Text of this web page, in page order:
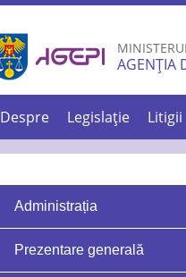
AGENȚIA
Despre Legislație Litigii
Administrația
Prezentare generală